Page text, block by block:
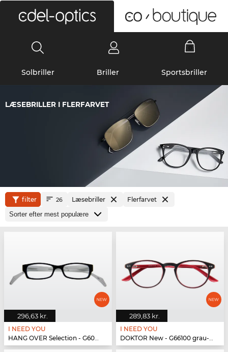
Solbriller Briller Sportsbriller
LÆSEBRILLER I FLERFARVET
filter 26 Læsebriller Flerfarvet
296,63 kr.
I NEED YOU
HANG OVER Selection - G60200 schwarz-weiß
289,83 kr.
I NEED YOU
DOKTOR New - G66100 grau-rot